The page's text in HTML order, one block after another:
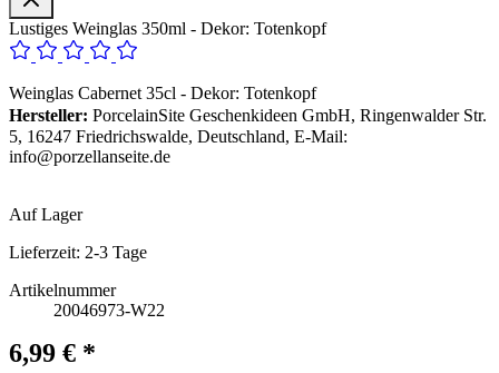
Lustiges Weinglas 350ml - Dekor: Totenkopf
Weinglas Cabernet 35cl - Dekor: Totenkopf
Hersteller: PorcelainSite Geschenkideen GmbH, Ringenwalder Str.
5, 16247 Friedrichswalde, Deutschland, E-Mail:
info@porzellanseite.de
Auf Lager
Lieferzeit: 2-3 Tage
Artikelnummer
20046973-W22
6,99 € *